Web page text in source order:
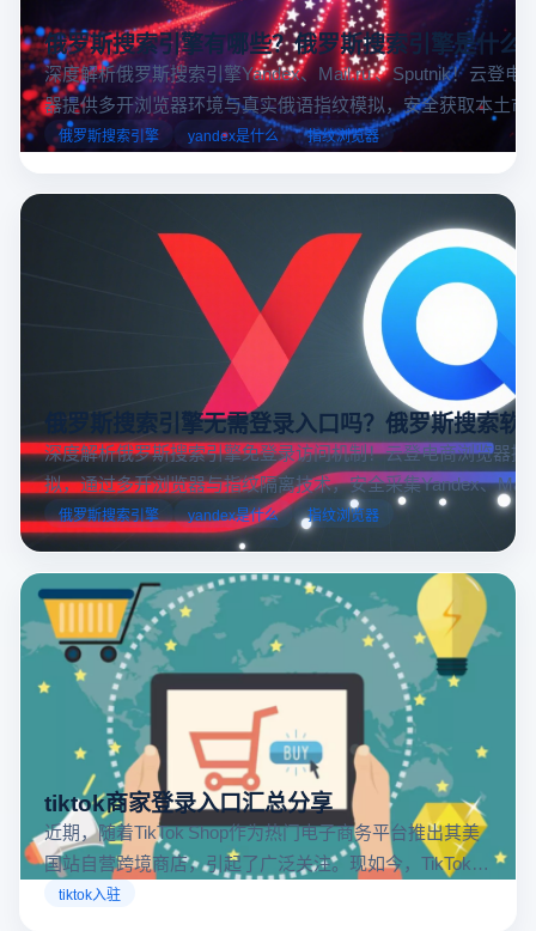
俄罗斯搜索引擎有哪些？俄罗斯搜索引擎是什么
深度解析俄罗斯搜索引擎Yandex、Mail.ru 、Sputnik！云登电
器提供多开浏览器环境与真实俄语指纹模拟，安全获取本土市
据，助力跨境电商精准决策。
俄罗斯搜索引擎 yandex是什么 指纹浏览器
俄罗斯搜索引擎无需登录入口吗？俄罗斯搜索软
深度解析俄罗斯搜索引擎免登录访问机制！云登电商浏览器
拟，通过多开浏览器与指纹隔离技术，安全采集Yandex、
跨境电商本土化运营。
俄罗斯搜索引擎 yandex是什么 指纹浏览器
tiktok商家登录入口汇总分享
近期，随着TikTok Shop作为热门电子商务平台推出其美
国站自营跨境商店，引起了广泛关注。现如今，TikTok商
店已覆盖美国、英国及东南亚地区，因此了解官方网站
tiktok入驻